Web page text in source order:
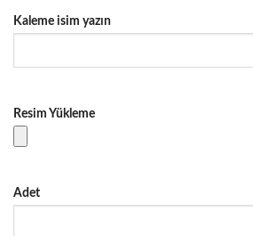
Kaleme isim yazın
Resim Yükleme
Adet